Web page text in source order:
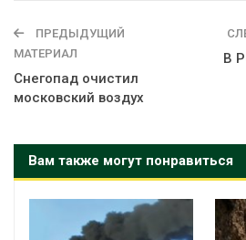
ПРЕДЫДУЩИЙ
МАТЕРИАЛ
Снегопад очистил
московский воздух
В
Вам также могут понравиться